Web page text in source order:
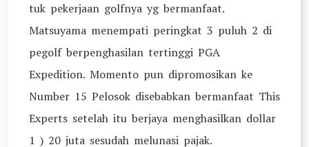
tuk pekerjaan golfnya yg bermanfaat.
Matsuyama menempati peringkat 3 puluh 2 di
pegolf berpenghasilan tertinggi PGA
Expedition. Momento pun dipromosikan ke
Number 15 Pelosok disebabkan bermanfaat This
Experts setelah itu berjaya menghasilkan dollar
1 ) 20 juta sesudah melunasi pajak.